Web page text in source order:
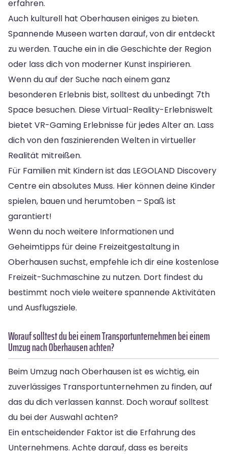
erfahren.
Auch kulturell hat Oberhausen einiges zu bieten.
Spannende Museen warten darauf, von dir entdeckt
zu werden. Tauche ein in die Geschichte der Region
oder lass dich von moderner Kunst inspirieren.
Wenn du auf der Suche nach einem ganz
besonderen Erlebnis bist, solltest du unbedingt 7th
Space besuchen. Diese Virtual-Reality-Erlebniswelt
bietet VR-Gaming Erlebnisse für jedes Alter an. Lass
dich von den faszinierenden Welten in virtueller
Realität mitreißen.
Für Familien mit Kindern ist das LEGOLAND Discovery
Centre ein absolutes Muss. Hier können deine Kinder
spielen, bauen und herumtoben – Spaß ist
garantiert!
Wenn du noch weitere Informationen und
Geheimtipps für deine Freizeitgestaltung in
Oberhausen suchst, empfehle ich dir eine kostenlose
Freizeit-Suchmaschine zu nutzen. Dort findest du
bestimmt noch viele weitere spannende Aktivitäten
und Ausflugsziele.
Worauf solltest du bei einem Transportunternehmen bei einem
Umzug nach Oberhausen achten?
Beim Umzug nach Oberhausen ist es wichtig, ein
zuverlässiges Transportunternehmen zu finden, auf
das du dich verlassen kannst. Doch worauf solltest
du bei der Auswahl achten?
Ein entscheidender Faktor ist die Erfahrung des
Unternehmens. Achte darauf, dass es bereits